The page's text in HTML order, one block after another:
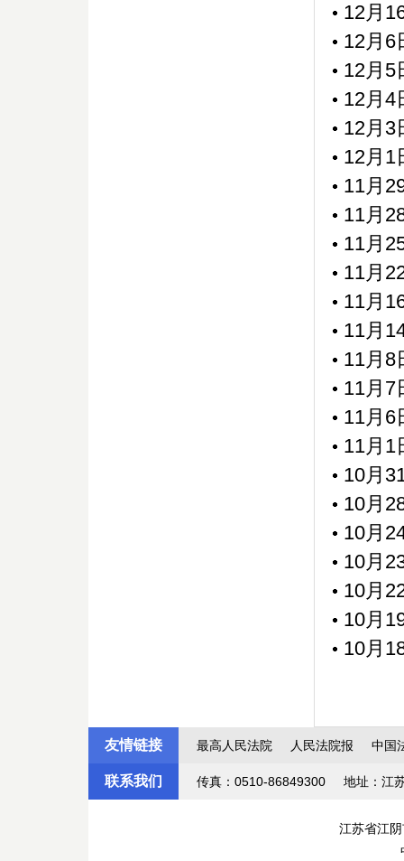
12月
12月6
12月5
12月4
12月3
12月1
11月
11月
11月
11月
11月
11月
11月8
11月7
11月6
11月1
10月
10月
10月
10月
10月
10月
10月
友情链接 最高人民法院 人民法院报 中国
联系我们 传真：0510-86849300 地址：江
江苏省江